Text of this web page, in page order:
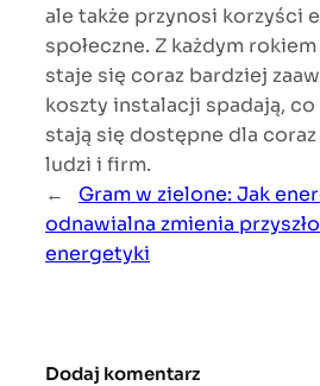
ale także przynosi korzyści
społeczne. Z każdym
staje się coraz bardziej
koszty instalacji spadają, co
stają się dostępne dla
ludzi i firm.
←
Gram w zielone: Jak
odnawialna zmienia
energetyki
Dodaj komentarz